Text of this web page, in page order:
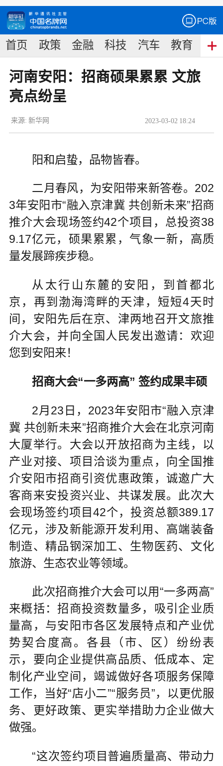
首页 政策 金融 科技 汽车 教育 食
河南安阳：招商硕果累累 文旅
亮点纷呈
2023-03-02 18:24
来源: 新华网
阳和启蛰，品物皆春。
二月春风，为安阳带来新答卷。202
3年安阳市“融入京津冀 共创新未来”招商
推介大会现场签约42个项目，总投资38
9.17亿元，硕果累累，气象一新，高质
量发展蹄疾步稳。
从太行山东麓的安阳，到首都北
京，再到渤海湾畔的天津，短短4天时
间，安阳先后在京、津两地召开文旅推
介大会，并向全国人民发出邀请：欢迎
您到安阳来！
招商大会“一多两高” 签约成果丰硕
2月23日，2023年安阳市“融入京津
冀 共创新未来”招商推介大会在北京河南
大厦举行。大会以开放招商为主线，以
产业对接、项目洽谈为重点，向全国推
介安阳市招商引资优惠政策，诚邀广大
客商来安投资兴业、共谋发展。此次大
会现场签约项目42个，投资总额389.17
亿元，涉及新能源开发利用、高端装备
制造、精品钢深加工、生物医药、文化
旅游、生态农业等领域。
此次招商推介大会可以用“一多两高”
来概括：招商投资数量多，吸引企业质
量高，与安阳市各区发展特点和产业优
势契合度高。各县（市、区）纷纷表
示，要向企业提供高品质、低成本、定
制化产业空间，竭诚做好各项服务保障
工作，当好“店小二”“服务员”，以更优服
务、更好政策、更实举措助力企业做大
做强。
“这次签约项目普遍质量高、带动力